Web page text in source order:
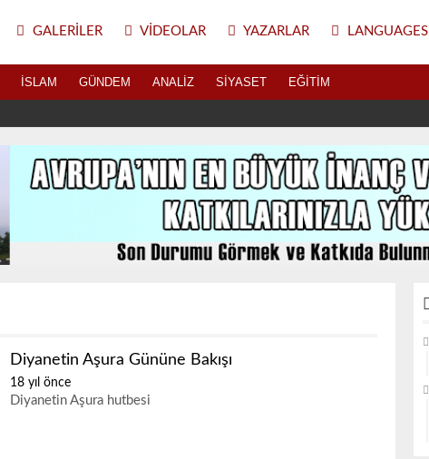
GALERILER VIDEOLAR YAZARLAR LANGUAGES
İSLAM GÜNDEM ANALIZ SIYASET EĞITIM
Diyanetin Aşura Gününe Bakışı
18 yıl önce
Diyanetin Aşura hutbesi